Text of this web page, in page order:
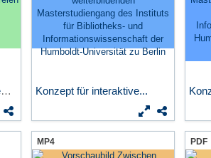
3:9: Erfahrungen aus einem... Konzept für interaktive...
MP4 PDF